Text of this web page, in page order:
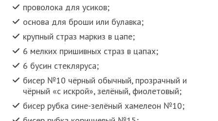
проволока для усиков;
основа для броши или булавка;
крупный страз маркиз в цапе;
6 мелких пришивных страз в цапах;
6 бусин стекляруса;
бисер №10 чёрный обычный, прозрачный и
чёрный «с искрой», зелёный, фиолетовый;
бисер рубка сине-зелёный хамелеон №10;